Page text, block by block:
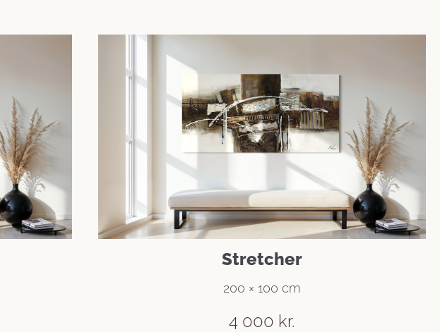
Stretcher
200 × 100 cm
4 000 kr.